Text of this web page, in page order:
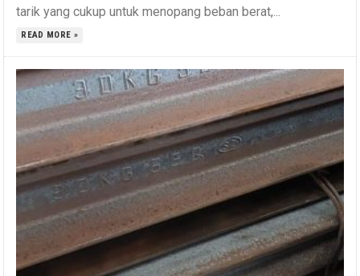
tarik yang cukup untuk menopang beban berat,...
READ MORE »